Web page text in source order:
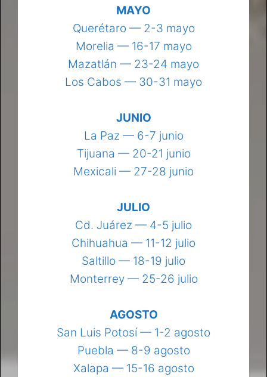
MAYO
Querétaro — 2-3 mayo
Morelia — 16-17 mayo
Mazatlán — 23-24 mayo
Los Cabos — 30-31 mayo
JUNIO
La Paz — 6-7 junio
Tijuana — 20-21 junio
Mexicali — 27-28 junio
JULIO
Cd. Juárez — 4-5 julio
Chihuahua — 11-12 julio
Saltillo — 18-19 julio
Monterrey — 25-26 julio
AGOSTO
San Luis Potosí — 1-2 agosto
Puebla — 8-9 agosto
Xalapa — 15-16 agosto